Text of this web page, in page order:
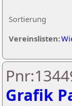
Sortierung
Vereinslisten:
Grafik